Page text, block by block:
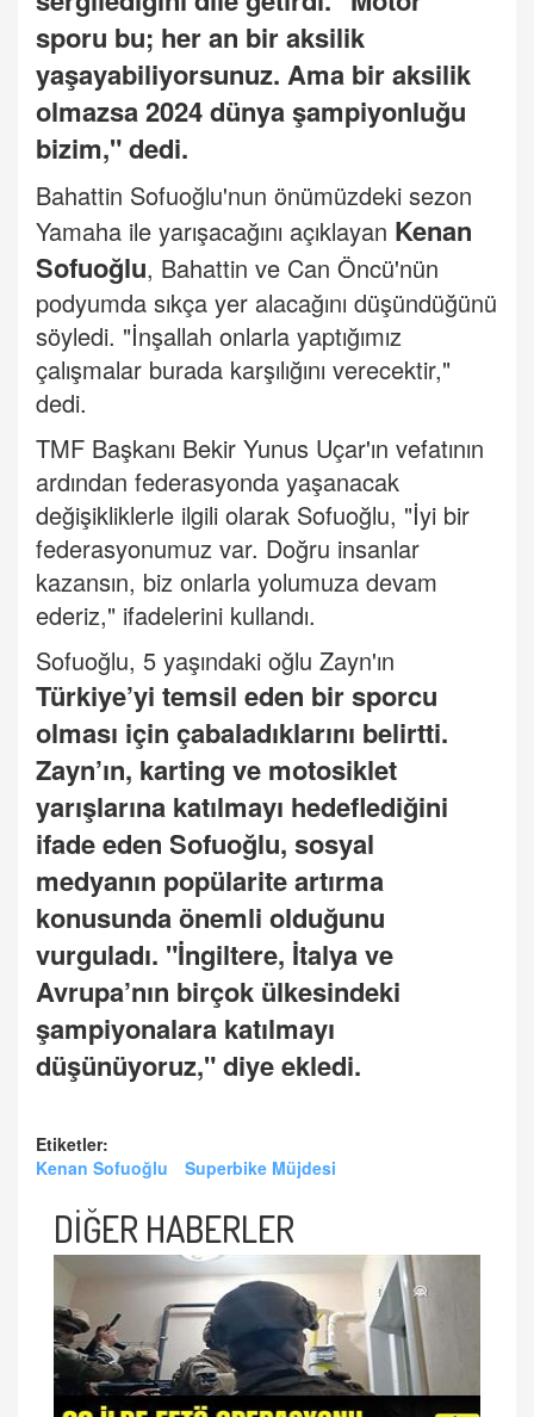
sporu bu; her an bir aksilik
yaşayabiliyorsunuz. Ama bir aksilik
olmazsa 2024 dünya şampiyonluğu
bizim," dedi.
Bahattin Sofuoğlu'nun önümüzdeki sezon
Yamaha ile yarışacağını açıklayan Kenan
Sofuoğlu, Bahattin ve Can Öncü'nün
podyumda sıkça yer alacağını düşündüğünü
söyledi. "İnşallah onlarla yaptığımız
çalışmalar burada karşılığını verecektir,"
dedi.
TMF Başkanı Bekir Yunus Uçar'ın vefatının
ardından federasyonda yaşanacak
değişikliklerle ilgili olarak Sofuoğlu, "İyi bir
federasyonumuz var. Doğru insanlar
kazansın, biz onlarla yolumuza devam
ederiz," ifadelerini kullandı.
Sofuoğlu, 5 yaşındaki oğlu Zayn'ın
Türkiye’yi temsil eden bir sporcu
olması için çabaladıklarını belirtti.
Zayn’ın, karting ve motosiklet
yarışlarına katılmayı hedeflediğini
ifade eden Sofuoğlu, sosyal
medyanın popülarite artırma
konusunda önemli olduğunu
vurguladı. "İngiltere, İtalya ve
Avrupa’nın birçok ülkesindeki
şampiyonalara katılmayı
düşünüyoruz," diye ekledi.
Etiketler:
Kenan Sofuoğlu
Superbike Müjdesi
DİĞER HABERLER